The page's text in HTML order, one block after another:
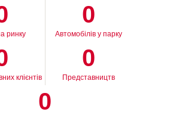
ринку
0
Автомобілів у парку
клієнтів
0
Представництв
0